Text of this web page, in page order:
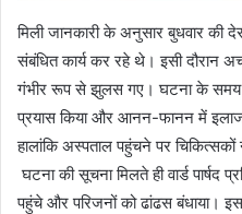
मिली जानकारी के अनुसार बुधवार की
संबंधित कार्य कर रहे थे। इसी दौरान
गंभीर रूप से झुलस गए। घटना के समय
प्रयास किया और आनन-फानन में
हालांकि अस्पताल पहुंचने पर
घटना की सूचना मिलते ही वार्ड पार्षद
पहुंचे और परिजनों को ढांढस बंधाया।